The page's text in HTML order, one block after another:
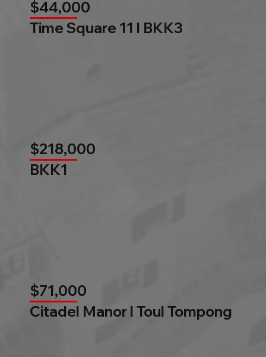
$44,000
Time Square 11 l BKK3
$218,000
BKK1
$71,000
Citadel Manor l Toul Tompong